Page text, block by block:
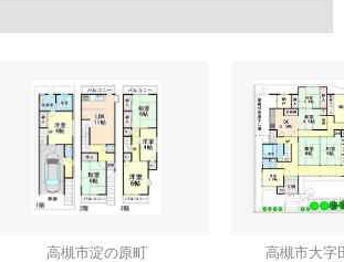
高槻市淀の原町
高槻市大字